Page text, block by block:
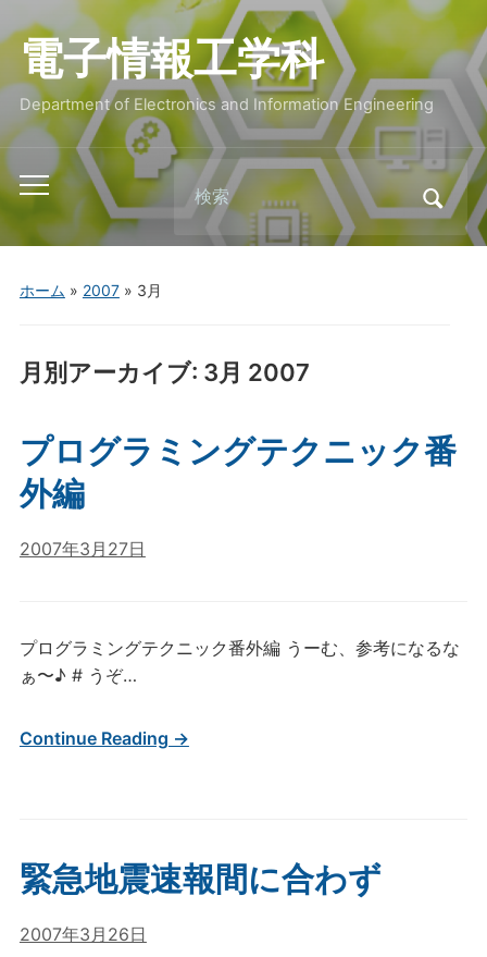
電子情報工学科
Department of Electronics and Information Engineering
Toggle
mobile
menu
Search
for:
ホーム » 2007» 3月
月別アーカイブ: 3月 2007
プログラミングテクニック番
外編
2007年3月27日
プログラミングテクニック番外編 うーむ、参考になるな
ぁ〜♪ # うぞ…
Continue Reading →
緊急地震速報間に合わず
2007年3月26日